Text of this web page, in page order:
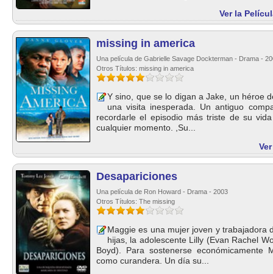
Ver la
missing in america
Una película de Gabrielle Savage Dockterman - Drama -
Otros Títulos: missing in america
Y sino, que se lo digan a Jake, un héroe
una visita inesperada. Un antiguo
recordarle el episodio más triste de su
cualquier momento. ,Su...
Desapariciones
Una película de Ron Howard - Drama - 2003
Otros Títulos: The missing
Maggie es una mujer joven y trabajadora
hijas, la adolescente Lilly (Evan Rachel
Boyd). Para sostenerse económicamente
como curandera. Un día su...